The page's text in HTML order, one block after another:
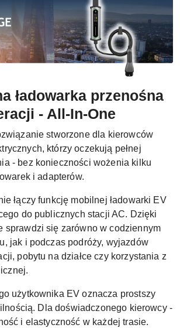
ładowarka przenośna
- All-In-One
stworzone dla kierowców
którzy oczekują pełnej
- bez konieczności wożenia kilku
i adapterów.
łączy funkcję mobilnej ładowarki EV
do publicznych stacji AC. Dzięki
sprawdzi się zarówno w codziennym
jak i podczas podróży, wyjazdów
pobytu na działce czy korzystania z
użytkownika EV oznacza prostszy
Dla doświadczonego kierowcy -
i elastyczność w każdej trasie.